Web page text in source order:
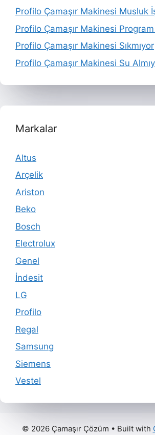
Profilo Çamaşır Makinesi Musluk
Profilo Çamaşır Makinesi
Profilo Çamaşır Makinesi Sıkmıyor
Profilo Çamaşır Makinesi Su
Markalar
Altus
Arçelik
Ariston
Beko
Bosch
Electrolux
Genel
İndesit
LG
Profilo
Regal
Samsung
Siemens
Vestel
© 2026 Çamaşır Çözüm • Built with